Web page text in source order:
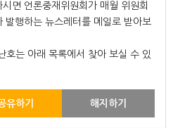
면 언론중재위원회가 매월 위원회
발행하는 뉴스레터를 메일로 받아보
호는 아래 목록에서 찾아 보실 수 있
유하기 해지하기